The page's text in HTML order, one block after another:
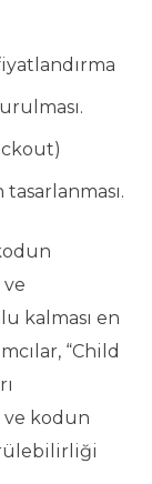
kalması en
“Child
ve kodun